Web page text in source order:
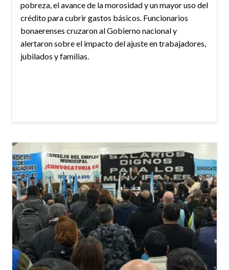
pobreza, el avance de la morosidad y un mayor uso del
crédito para cubrir gastos básicos. Funcionarios
bonaerenses cruzaron al Gobierno nacional y
alertaron sobre el impacto del ajuste en trabajadores,
jubilados y familias.